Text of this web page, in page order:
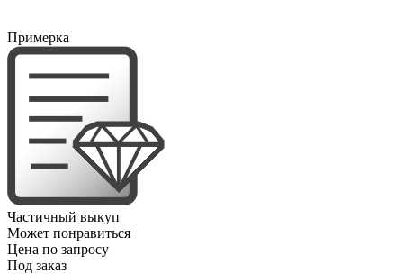
Примерка
Частичный выкуп
Может понравиться
Цена по запросу
Под заказ